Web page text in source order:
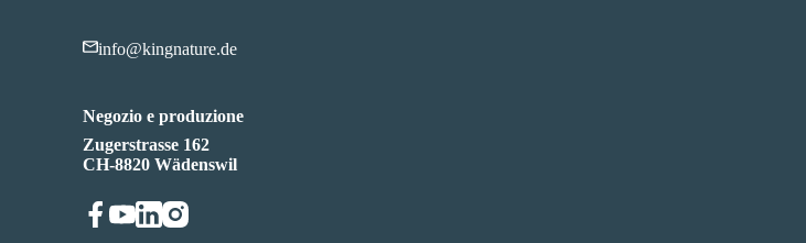
info@kingnature.de
Negozio e produzione
Zugerstrasse 162
CH-8820 Wädenswil